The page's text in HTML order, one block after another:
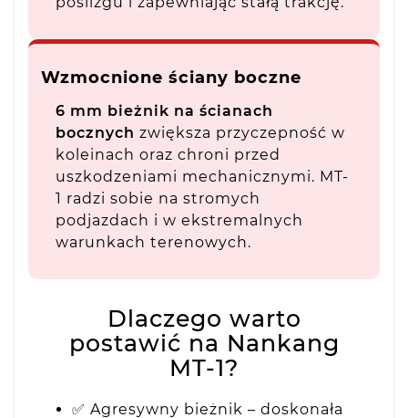
Wzmocnione ściany boczne
6 mm bieżnik na ścianach
bocznych zwiększa przyczepność w
koleinach oraz chroni przed
uszkodzeniami mechanicznymi. MT-
1 radzi sobie na stromych
podjazdach i w ekstremalnych
warunkach terenowych.
Dlaczego warto
postawić na Nankang
MT-1?
✅ Agresywny bieżnik – doskonała